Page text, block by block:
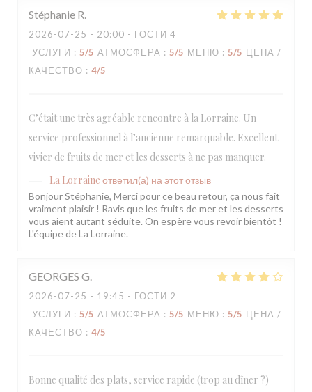
Stéphanie R
2026-07-25 - 20:00 - ГОСТИ 4
УСЛУГИ : 5/5 АТМОСФЕРА : 5/5 МЕНЮ : 5/5 ЦЕНА /
КАЧЕСТВО : 4/5
C’était une très agréable rencontre à la Lorraine. Un
service professionnel à l’ancienne remarquable. Excellent
vivier de fruits de mer et les desserts à ne pas manquer.
La Lorraine ответил(а) на этот отзыв
Bonjour Stéphanie, Merci pour ce beau retour, ça nous fait
vraiment plaisir ! Ravis que les fruits de mer et les desserts
vous aient autant séduite. On espère vous revoir bientôt !
L'équipe de La Lorraine.
GEORGES G
2026-07-25 - 19:45 - ГОСТИ 2
УСЛУГИ : 5/5 АТМОСФЕРА : 5/5 МЕНЮ : 5/5 ЦЕНА /
КАЧЕСТВО : 4/5
Bonne qualité des plats, service rapide (trop au dîner ?)